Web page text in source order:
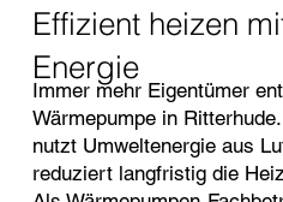
Effizient heizen
Energie
Immer mehr Eigentümer
Wärmepumpe in
nutzt Umweltenergie aus
reduziert langfristig die